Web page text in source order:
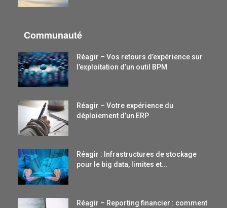
Communauté
Réagir – Vos retours d’expérience sur
l’exploitation d’un outil BPM
Réagir – Votre expérience du
déploiement d’un ERP
Réagir : Infrastructures de stockage
pour le big data, limites et...
Réagir – Reporting financier : comment